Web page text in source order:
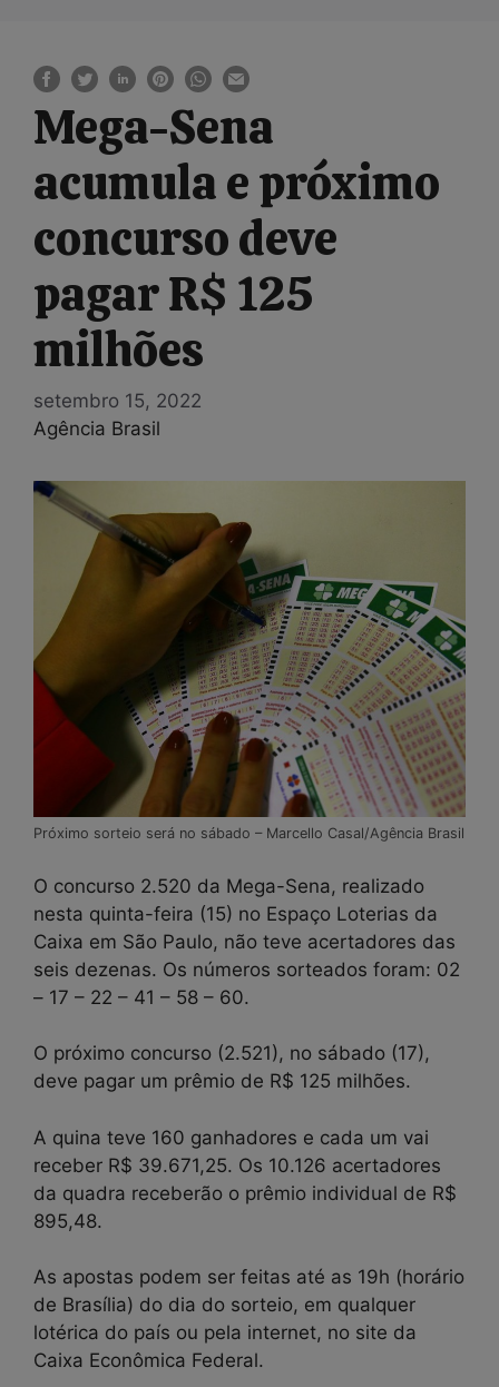
Mega-Sena
acumula e próximo
concurso deve
pagar R$ 125
milhões
setembro 15, 2022
Agência Brasil
Próximo sorteio será no sábado – Marcello Casal/Agência Brasil
O concurso 2.520 da Mega-Sena, realizado
nesta quinta-feira (15) no Espaço Loterias da
Caixa em São Paulo, não teve acertadores das
seis dezenas. Os números sorteados foram: 02
– 17 – 22 – 41 – 58 – 60.
O próximo concurso (2.521), no sábado (17),
deve pagar um prêmio de R$ 125 milhões.
A quina teve 160 ganhadores e cada um vai
receber R$ 39.671,25. Os 10.126 acertadores
da quadra receberão o prêmio individual de R$
895,48.
As apostas podem ser feitas até as 19h (horário
de Brasília) do dia do sorteio, em qualquer
lotérica do país ou pela internet, no site da
Caixa Econômica Federal.